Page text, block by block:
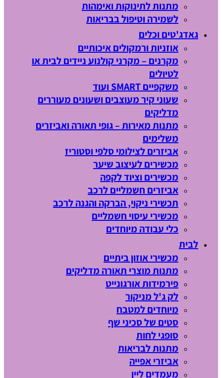
מתנות לתינוקות ואימהות
לשמירה וטיפול בבריאות
גאדג'טים וכלים
אוזניות ורמקולים איכותיים
מקרנים – מקרני קולנוע ניידים לבית או
לטיולים
משקפיים SMART ועוד
שעוני קיר מעוצבים ושעונים מעוררים
מדליקים
מתנות מאירות – גופי תאורה ואביזרים
משלימים
אביזרים לצילומי סלפי וסטוריז
מכשירים לעיצוב שיער
מכשירים וציוד לקפה
אביזרים חשמליים לרכב
תכשירי ניקוי, הברקה והגנה לרכב
מכשירי עיסוי חשמליים
כלי עבודה מיוחדים
לבית
מכשירי אוזון ביתיים
מתנות מוצרי תאורה מדליקים
פירמידות אורגונייט
לק ג'ל מניקור
מיוחדים למטבח
סטים של סכיני שף
סופגי לחות
מתנות לבריאות
אביזרי אפייה
מעמדים ליין